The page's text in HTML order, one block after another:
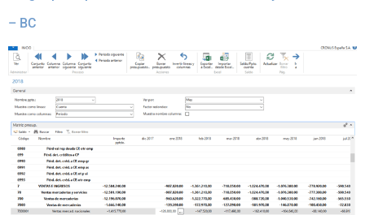
– BC